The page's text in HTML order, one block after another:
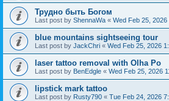
Трудно быть Богом
Last post by ShennaWa « Wed Feb 25, 2026
blue mountains sightseeing tour
Last post by JackChri « Wed Feb 25, 2026
laser tattoo removal with Olha Po
Last post by BenEdgle « Wed Feb 25, 2026
lipstick mark tattoo
Last post by Rusty790 « Tue Feb 24, 2026